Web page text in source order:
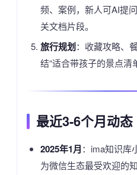
频、案例，新人可AI提
关文档片段。
旅行规划：收藏攻略、
结“适合带孩子的景点清
最近3-6个月动态
2025年1月：ima知识库
为微信生态最受欢迎的